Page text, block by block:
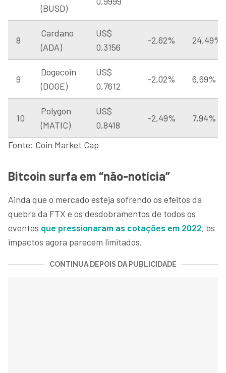
(BUSD)
8
Cardano
(ADA)
US$
0,3156
-2,62% 24,49%
9
Dogecoin
(DOGE)
US$
0,7612
-2,02% 6,69%
10
Polygon
(MATIC)
US$
0,8418
-2,49% 7,94%
Fonte: Coin Market Cap
Bitcoin surfa em “não-notícia”
Ainda que o mercado esteja sofrendo os efeitos da
quebra da FTX e os desdobramentos de todos os
eventos que pressionaram as cotações em 2022, os
impactos agora parecem limitados.
CONTINUA DEPOIS DA PUBLICIDADE